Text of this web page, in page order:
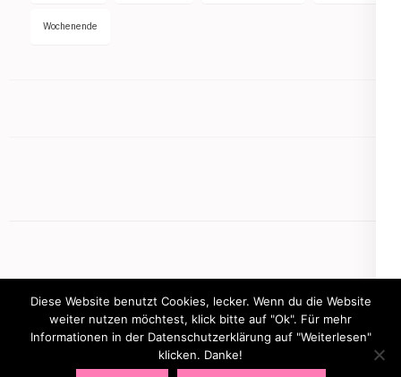
Wochenende
mamasbusiness.de
Diese Website benutzt Cookies, lecker. Wenn du die Website
weiter nutzen möchtest, klick bitte auf "Ok". Für mehr
Informationen in der Datenschutzerklärung auf "Weiterlesen"
klicken. Danke!